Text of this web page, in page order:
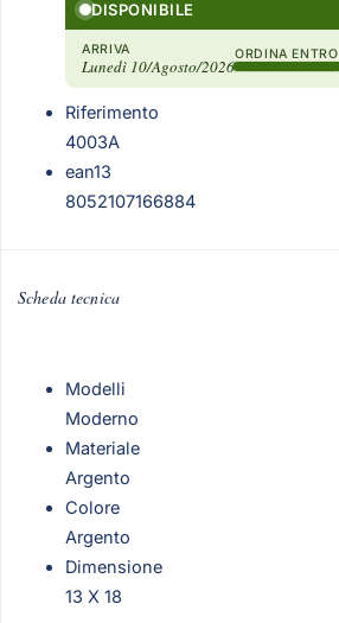
DISPONIBILE
ARRIVA
Lunedì 10/Agosto/2026
ORDINA ENTRO
Riferimento
4003A
ean13
8052107166884
Scheda tecnica
Modelli
Moderno
Materiale
Argento
Colore
Argento
Dimensione
13 X 18